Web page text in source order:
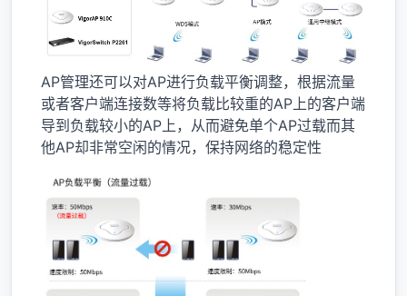
AP管理还可以对AP进行负载平衡调整，根据流量
或者客户端连接数等将负载比较重的AP上的客户端
导到负载较小的AP上，从而避免单个AP过载而其
他AP却非常空闲的情况，保持网络的稳定性